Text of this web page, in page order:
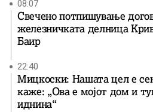
08:07
Свечено потпишување
железничката делница
Баир
22:40
Мицкоски: Нашата цел е
каже: „Ова е мојот дом и
иднина“